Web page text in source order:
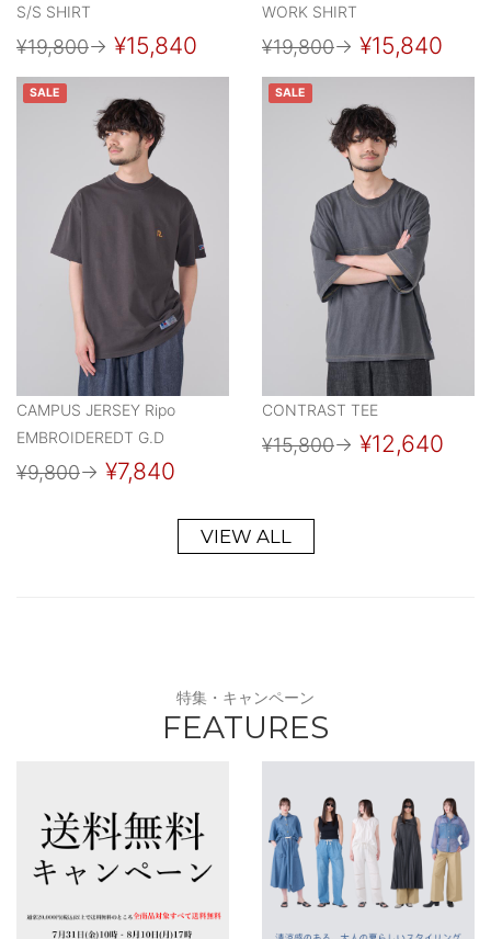
S/S SHIRT
¥19,800→ ¥15,840
WORK SHIRT
¥19,800→ ¥15,840
SALE
CAMPUS JERSEY Ripo
EMBROIDEREDT G.D
¥9,800→ ¥7,840
SALE
CONTRAST TEE
¥15,800→ ¥12,640
VIEW ALL
特集・キャンペーン
FEATURES